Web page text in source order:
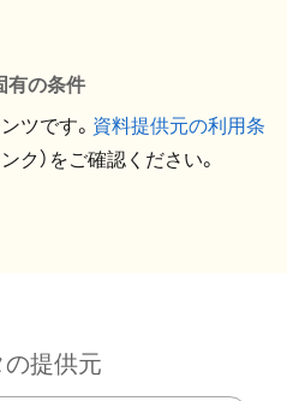
有の条件
ツです。 資料提供元の利用条
ク）をご確認ください。
提供元